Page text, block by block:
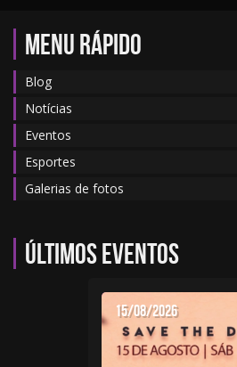
MENU RÁPIDO
Blog
Notícias
Eventos
Esportes
Galerias de fotos
Últimos eventos
15/08/2026